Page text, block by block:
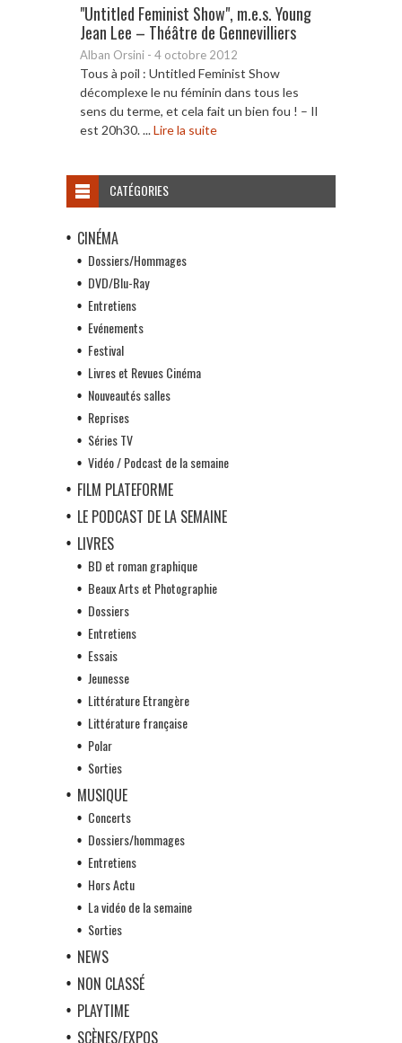
"Untitled Feminist Show", m.e.s. Young
Jean Lee – Théâtre de Gennevilliers
Alban Orsini - 4 octobre 2012
Tous à poil : Untitled Feminist Show
décomplexe le nu féminin dans tous les
sens du terme, et cela fait un bien fou ! – Il
est 20h30. ...Lire la suite
CATÉGORIES
CINÉMA
Dossiers/Hommages
DVD/Blu-Ray
Entretiens
Evénements
Festival
Livres et Revues Cinéma
Nouveautés salles
Reprises
Séries TV
Vidéo / Podcast de la semaine
FILM PLATEFORME
LE PODCAST DE LA SEMAINE
LIVRES
BD et roman graphique
Beaux Arts et Photographie
Dossiers
Entretiens
Essais
Jeunesse
Littérature Etrangère
Littérature française
Polar
Sorties
MUSIQUE
Concerts
Dossiers/hommages
Entretiens
Hors Actu
La vidéo de la semaine
Sorties
NEWS
NON CLASSÉ
PLAYTIME
SCÈNES/EXPOS